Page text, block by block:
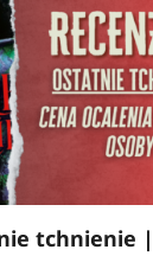
tchnienie